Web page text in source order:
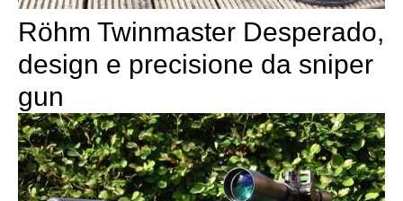
Röhm Twinmaster Desperado,
design e precisione da sniper
gun